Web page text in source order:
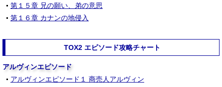
第１５章 兄の願い、弟の意思
第１６章 カナンの地侵入
TOX2 エピソード攻略チャート
アルヴィンエピソード
アルヴィンエピソード１ 商売人アルヴィン